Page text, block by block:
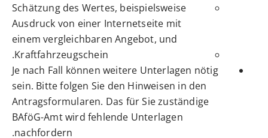
Schätzung des Wertes, beispielsweise
Ausdruck von einer Internetseite mit
einem vergleichbaren Angebot, und
Kraftfahrzeugschein.
Je nach Fall können weitere Unterlagen nötig
sein. Bitte folgen Sie den Hinweisen in den
Antragsformularen. Das für Sie zuständige
BAföG-Amt wird fehlende Unterlagen
nachfordern.